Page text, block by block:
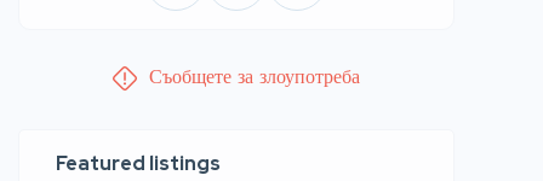
Съобщете за злоупотреба
Featured listings